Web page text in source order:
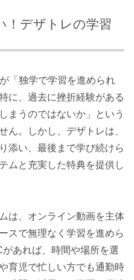
！デザトレの学習
「独学で学習を進められ
に、過去に挫折経験がある
まうのではないか」という
ん。しかし、デザトレは、
添い、最後まで学び続けら
ムと充実した特典を提供し
は、オンライン動画を主体
スで無理なく学習を進めら
あれば、時間や場所を選
育児で忙しい方でも通勤時